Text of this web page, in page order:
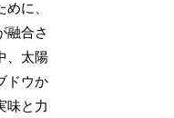
に、
融合さ
、太陽
ドウか
味と力